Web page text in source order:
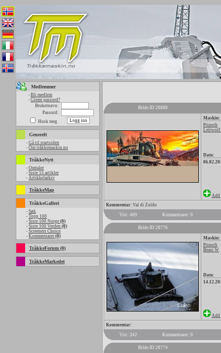
Medlemmer
- Bli medlem
- Glemt passord?
Brukernavn:
Passord:
Husk meg
Generelt
- Gå til startsiden
- Om tråkkemaskin.no
TråkkeNytt
- Omtaler
- Siste 15 artikler
- Artikkelarkiv
TråkkeMap
TråkkeGalleri
- Søk
- Topp 100
- Siste 100 Norge (0)
- Siste 100 Verden (0)
- Screeners Choice
- Kommentarer (0)
TråkkeForum (0)
TråkkeMarkedet
Bilde ID 28888
Maskin:
Prinoth
Leitwolf
Dato:
Add
Kommentar: Val di Zoldo
Vist: 409
Kommentarer: 0
Bilde ID 28776
Maskin:
Prinoth
Beast W
Dato:
Add
Kommentar:
Vist: 342
Kommentarer: 0
Bilde ID 28774